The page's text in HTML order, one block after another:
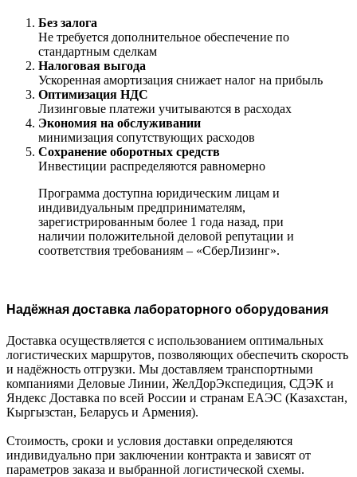
Без залога
Не требуется дополнительное обеспечение по
стандартным сделкам
Налоговая выгода
Ускоренная амортизация снижает налог на прибыль
Оптимизация НДС
Лизинговые платежи учитываются в расходах
Экономия на обслуживании
минимизация сопутствующих расходов
Сохранение оборотных средств
Инвестиции распределяются равномерно
Программа доступна юридическим лицам и
индивидуальным предпринимателям,
зарегистрированным более 1 года назад, при
наличии положительной деловой репутации и
соответствия требованиям – «СберЛизинг».
Надёжная доставка лабораторного оборудования
Доставка осуществляется с использованием оптимальных
логистических маршрутов, позволяющих обеспечить скорость
и надёжность отгрузки. Мы доставляем транспортными
компаниями Деловые Линии, ЖелДорЭкспедиция, СДЭК и
Яндекс Доставка по всей России и странам ЕАЭС (Казахстан,
Кыргызстан, Беларусь и Армения).
Стоимость, сроки и условия доставки определяются
индивидуально при заключении контракта и зависят от
параметров заказа и выбранной логистической схемы.